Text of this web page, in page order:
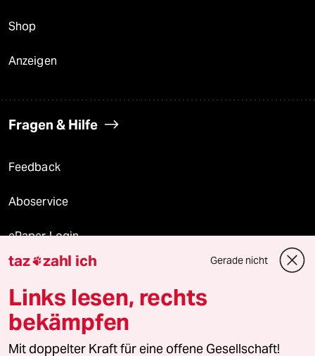
Shop
Anzeigen
Fragen & Hilfe
Feedback
Aboservice
ePaper Login
Downloads für Abonnierende
© 2026 taz Verlags und Vertriebs GmbH
Alle Rechte vorbehalten. Bei rechtlichen Fragen oder für Genehmigungen
taz zahl ich Gerade nicht
Links lesen, rechts
bekämpfen
Mit doppelter Kraft für eine offene Gesellschaft!